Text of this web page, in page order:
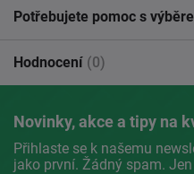
Potřebujete pomoc s
Hodnocení (0)
Novinky, akce a tipy na
Přihlaste se k našemu
jako první. Žádný spam.